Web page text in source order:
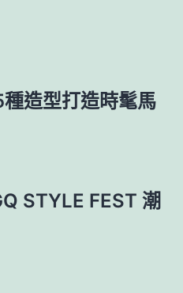
造型打造時髦馬
STYLE FEST 潮